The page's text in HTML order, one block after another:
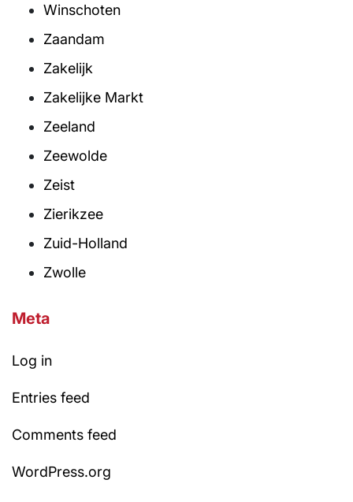
Winschoten
Zaandam
Zakelijk
Zakelijke Markt
Zeeland
Zeewolde
Zeist
Zierikzee
Zuid-Holland
Zwolle
Meta
Log in
Entries feed
Comments feed
WordPress.org